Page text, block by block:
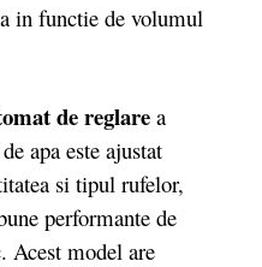
in functie de volumul
de reglare a
apa este ajustat
si tipul rufelor,
performante de
Acest model are